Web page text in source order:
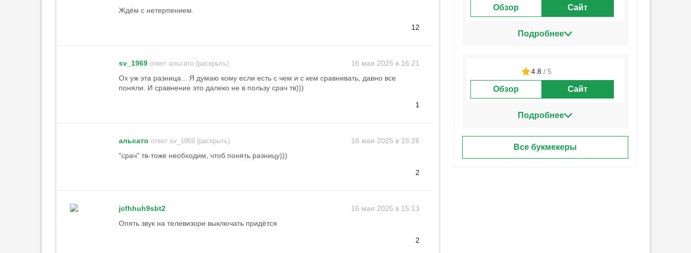
Ещенко объяснил, почему
Обзор Сайт
Подробнее
4.8 / 5
Обзор Сайт
Подробнее
Все букмекеры
Ждём с нетерпением.
12
sv_1969 ответ альсато (раскрыть)
16 мая 2025 в 16:21
Ох уж эта разница... Я думаю кому если есть с чем и с кем сравнивать, давно все
поняли. И сравнение это далеко не в пользу срач тв)))
1
альсато ответ sv_1969 (раскрыть)
16 мая 2025 в 15:26
"срач" тв-тоже необходим, чтоб понять разницу)))
2
jcfhhuh9sbt2
16 мая 2025 в 15:13
Опять звук на телевизоре выключать придётся
2